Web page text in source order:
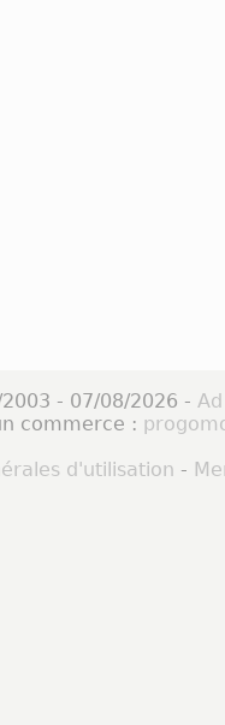
- 07/08/2026 -
commerce :
d'utilisation -